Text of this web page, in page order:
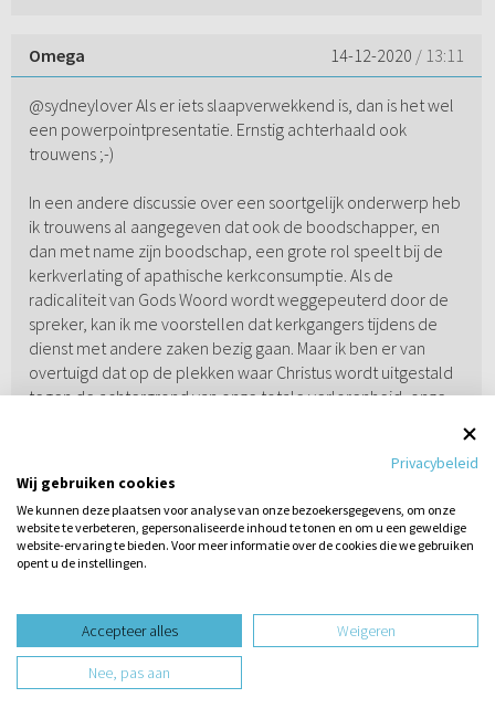
Omega 14-12-2020 / 13:11
@sydneylover Als er iets slaapverwekkend is, dan is het wel
een powerpointpresentatie. Ernstig achterhaald ook
trouwens ;-)
In een andere discussie over een soortgelijk onderwerp heb
ik trouwens al aangegeven dat ook de boodschapper, en
dan met name zijn boodschap, een grote rol speelt bij de
kerkverlating of apathische kerkconsumptie. Als de
radicaliteit van Gods Woord wordt weggepeuterd door de
spreker, kan ik me voorstellen dat kerkgangers tijdens de
dienst met andere zaken bezig gaan. Maar ik ben er van
overtuigd dat op de plekken waar Christus wordt uitgestald
tegen de achtergrond van onze totale verlorenheid, onze
de klem op geloof en bekering, daar mensen ademloos
luisteren naar de boodschap, hoe lang deze ook duurt. Ik
kan je de plekken aanwijzen waar dit de zondagse praktijk is
en waar je een speld kunt horen vallen tijdens de
woordbediening. En dat zijn ook de gemeenten waar je
niemand in slaap valt.
Maar los van dit alles is het een grove belediging richting
predikant en vooral God Zelf om met regelmaat te gaan
een vraag
Privacybeleid
Wij gebruiken cookies
We kunnen deze plaatsen voor analyse van onze bezoekersgegevens, om onze
website te verbeteren, gepersonaliseerde inhoud te tonen en om u een geweldige
website-ervaring te bieden. Voor meer informatie over de cookies die we gebruiken
opent u de instellingen.
Accepteer alles Weigeren
Nee, pas aan